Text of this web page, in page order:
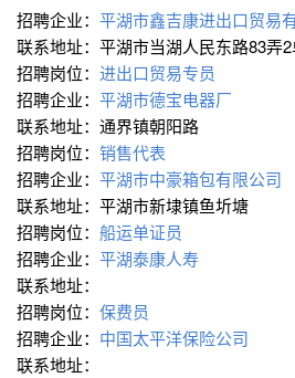
招聘企业： 平湖市鑫吉康进出口贸易
联系地址：平湖市当湖人民东路83弄
招聘岗位： 进出口贸易专员
招聘企业： 平湖市德宝电器厂
联系地址：通界镇朝阳路
招聘岗位： 销售代表
招聘企业： 平湖市中豪箱包有限公司
联系地址：平湖市新埭镇鱼圻塘
招聘岗位： 船运单证员
招聘企业： 平湖泰康人寿
联系地址：
招聘岗位： 保费员
招聘企业： 中国太平洋保险公司
联系地址：